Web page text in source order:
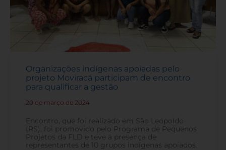
Organizações indígenas apoiadas pelo
projeto Moviracá participam de encontro
para qualificar a gestão
20 de março de 2024
Encontro, que foi realizado em São Leopoldo
(RS), foi promovido pelo Programa de Pequenos
Projetos da FLD e teve a presença de
representantes de 10 grupos indígenas apoiados.